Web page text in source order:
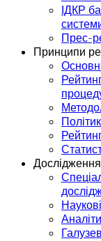
ІДКР
Прес-
Принципи
Дослідження